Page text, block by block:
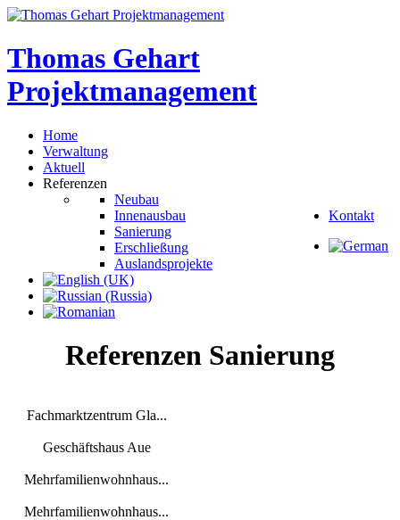
Thomas Gehart
Projektmanagement
Home
Verwaltung
Aktuell
Referenzen
Neubau
Innenausbau
Sanierung
Erschließung
Auslandsprojekte
Kontakt
Referenzen Sanierung
Fachmarktzentrum Gla...
Geschäftshaus Aue
Mehrfamilienwohnhaus...
Mehrfamilienwohnhaus...